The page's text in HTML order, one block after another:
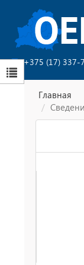
+375 (17) 337-
Главная